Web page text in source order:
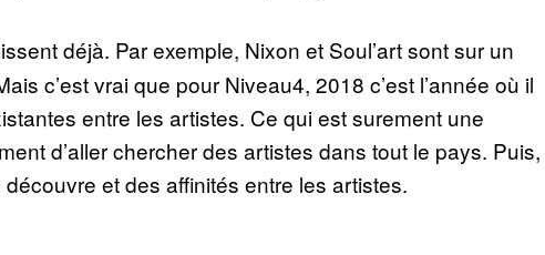
déjà. Par exemple, Nixon et Soul’art sont sur un
c’est vrai que pour Niveau4, 2018 c’est l’année où il
entre les artistes. Ce qui est surement une
d’aller chercher des artistes dans tout le pays. Puis,
et des affinités entre les artistes.